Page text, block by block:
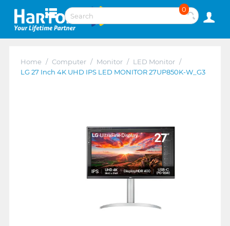
0
Home / Computer / Monitor / LED Monitor /
LG 27 Inch 4K UHD IPS LED MONITOR 27UP850K-W_G3